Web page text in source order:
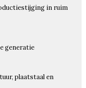
in ruim
generatie
plaatstaal en